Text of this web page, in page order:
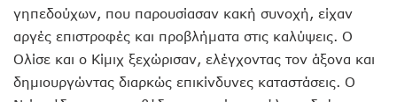
γηπεδούχων, που παρουσίασαν κακή συνοχή, είχαν
αργές επιστροφές και προβλήματα στις καλύψεις. Ο
Ολίσε και ο Κίμιχ ξεχώρισαν, ελέγχοντας τον άξονα και
δημιουργώντας διαρκώς επικίνδυνες καταστάσεις. Ο